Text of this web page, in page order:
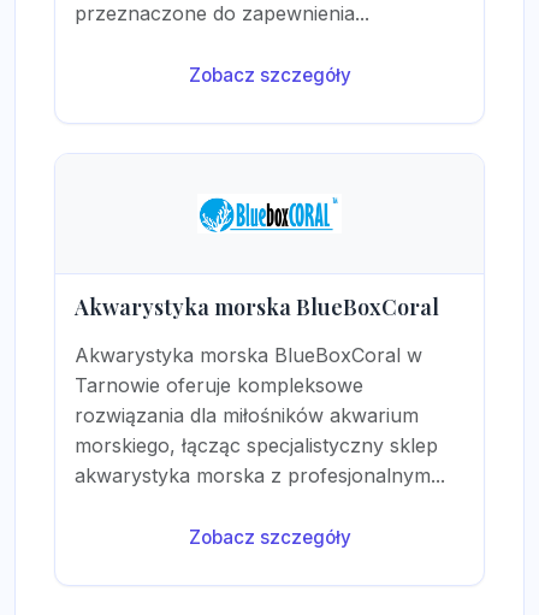
przeznaczone do zapewnienia...
Zobacz szczegóły
Akwarystyka morska BlueBoxCoral
Akwarystyka morska BlueBoxCoral w
Tarnowie oferuje kompleksowe
rozwiązania dla miłośników akwarium
morskiego, łącząc specjalistyczny sklep
akwarystyka morska z profesjonalnym...
Zobacz szczegóły